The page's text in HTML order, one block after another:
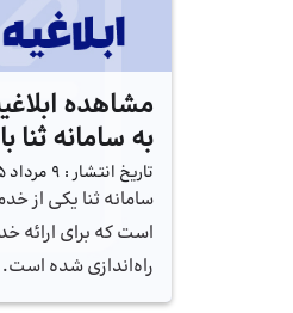
مشاهده
به سامانه ثنا
تاریخ انتشار : 9 مرداد 1405
سامانه ثنا یکی از
است که برای ارائه
راه‌اندازی شده است.